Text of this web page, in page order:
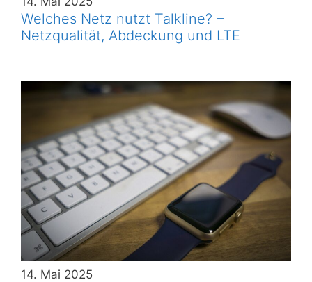
Welches Netz nutzt Talkline? –
Netzqualität, Abdeckung und LTE
14. Mai 2025